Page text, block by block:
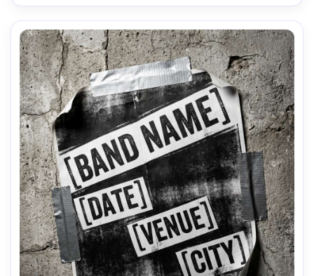
composition centrée, type nette, haute résolution,
éclairage cinématographique doux-AR 4:5